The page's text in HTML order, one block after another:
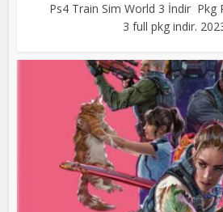
Ps4 Train Sim World 3 İndir Pkg
3 full pkg indir.